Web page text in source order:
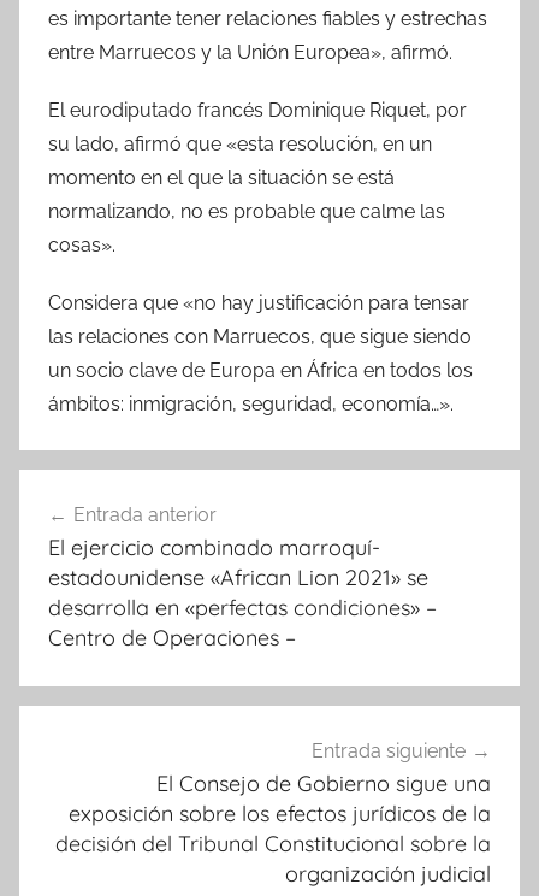
es importante tener relaciones fiables y estrechas
entre Marruecos y la Unión Europea», afirmó.
El eurodiputado francés Dominique Riquet, por
su lado, afirmó que «esta resolución, en un
momento en el que la situación se está
normalizando, no es probable que calme las
cosas».
Considera que «no hay justificación para tensar
las relaciones con Marruecos, que sigue siendo
un socio clave de Europa en África en todos los
ámbitos: inmigración, seguridad, economía…».
de
entradas
Entrada anterior
El ejercicio combinado marroquí-
estadounidense «African Lion 2021» se
desarrolla en «perfectas condiciones» –
Centro de Operaciones –
Entrada siguiente
El Consejo de Gobierno sigue una
exposición sobre los efectos jurídicos de la
decisión del Tribunal Constitucional sobre la
organización judicial